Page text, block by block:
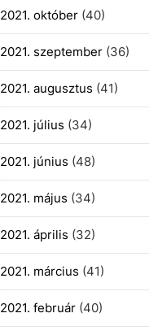
2021. október(40)
2021. szeptember(36)
2021. augusztus (41)
2021. július (34)
2021. június (48)
2021. május (34)
2021. április (32)
2021. március (41)
2021. február(40)